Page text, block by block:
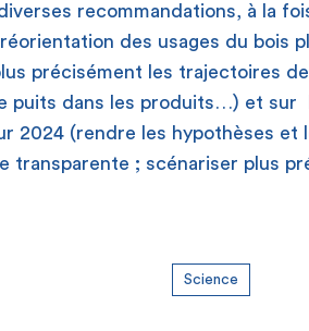
recommandations, à la
des usages du bois
précisément les trajectoires
puits dans les produits…) et sur
2024 (rendre les hypothèses et
transparente ; scénariser plus
Science